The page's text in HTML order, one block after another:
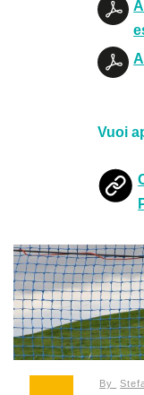
Vuoi
By